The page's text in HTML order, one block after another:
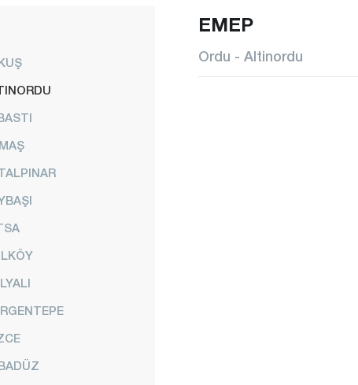
EMEP
Ordu - Altinordu